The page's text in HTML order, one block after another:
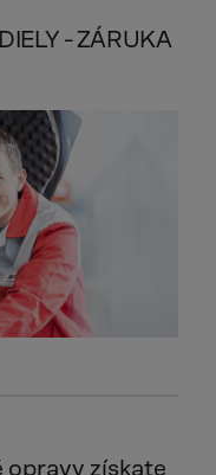
- ZÁRUKA
opravy získate